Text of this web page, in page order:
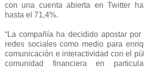
con una cuenta abierta en Twitter
hasta el 71,4%.
“La compañía ha decidido apostar
redes sociales como medio para
comunicación e interactividad con el
comunidad financiera en